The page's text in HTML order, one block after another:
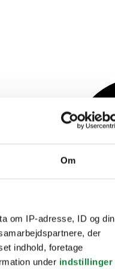
Om
om IP-adresse, ID og din
der
indhold, foretage
under indstillinger